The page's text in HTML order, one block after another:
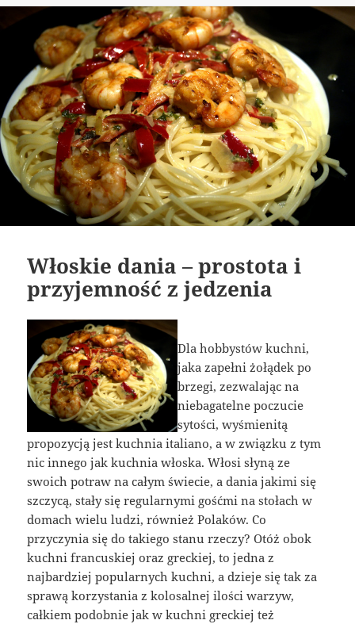
Włoskie dania – prostota i
przyjemność z jedzenia
Dla hobbystów kuchni,
jaka zapełni żołądek po
brzegi, zezwalając na
niebagatelne poczucie
sytości, wyśmienitą
propozycją jest kuchnia italiano, a w związku z tym
nic innego jak kuchnia włoska. Włosi słyną ze
swoich potraw na całym świecie, a dania jakimi się
szczycą, stały się regularnymi gośćmi na stołach w
domach wielu ludzi, również Polaków. Co
przyczynia się do takiego stanu rzeczy? Otóż obok
kuchni francuskiej oraz greckiej, to jedna z
najbardziej popularnych kuchni, a dzieje się tak za
sprawą korzystania z kolosalnej ilości warzyw,
całkiem podobnie jak w kuchni greckiej też